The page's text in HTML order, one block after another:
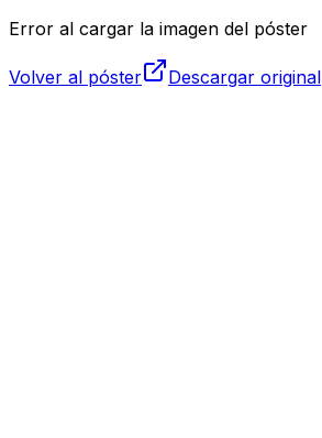
Error al cargar la imagen del póster
Volver al póster Descargar original